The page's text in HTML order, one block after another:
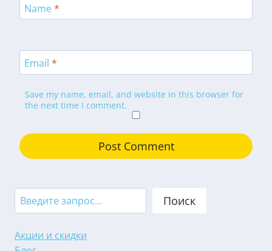
Name*
Email *
Save my name, email, and website in this browser for
the next time I comment.
Search Поиск
Акции и скидки